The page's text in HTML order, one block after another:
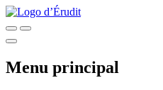
Menu principal